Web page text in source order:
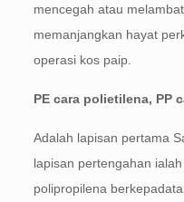
mencegah atau
memanjangkan hayat
operasi kos paip.
PE cara polietilena, PP
Adalah lapisan pertama
lapisan pertengahan
polipropilena